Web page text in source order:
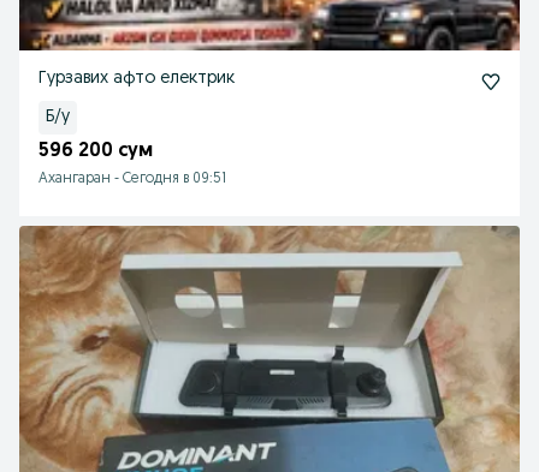
Гурзавих афто електрик
Б/у
596 200 сум
Ахангаран - Сегодня в 09:51